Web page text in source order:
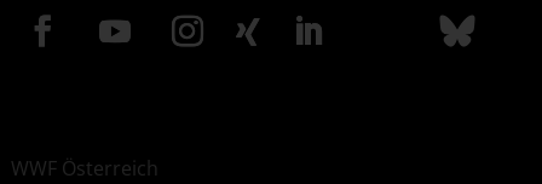
WWF Österreich